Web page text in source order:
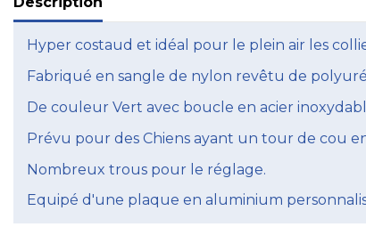
Hyper costaud et idéal pour le plein air les
Fabriqué en sangle de nylon revêtu de
De couleur Vert avec boucle en acier
Prévu pour des Chiens ayant un tour de cou
Nombreux trous pour le réglage.
Equipé d'une plaque en aluminium